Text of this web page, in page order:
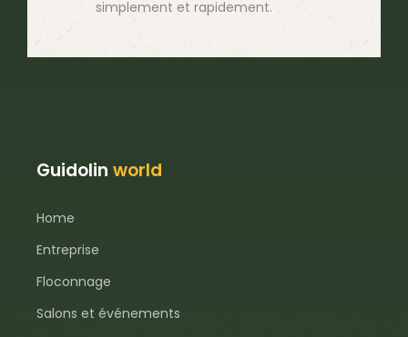
simplement et rapidement.
Guidolinworld
Home
Entreprise
Floconnage
Salons et événements